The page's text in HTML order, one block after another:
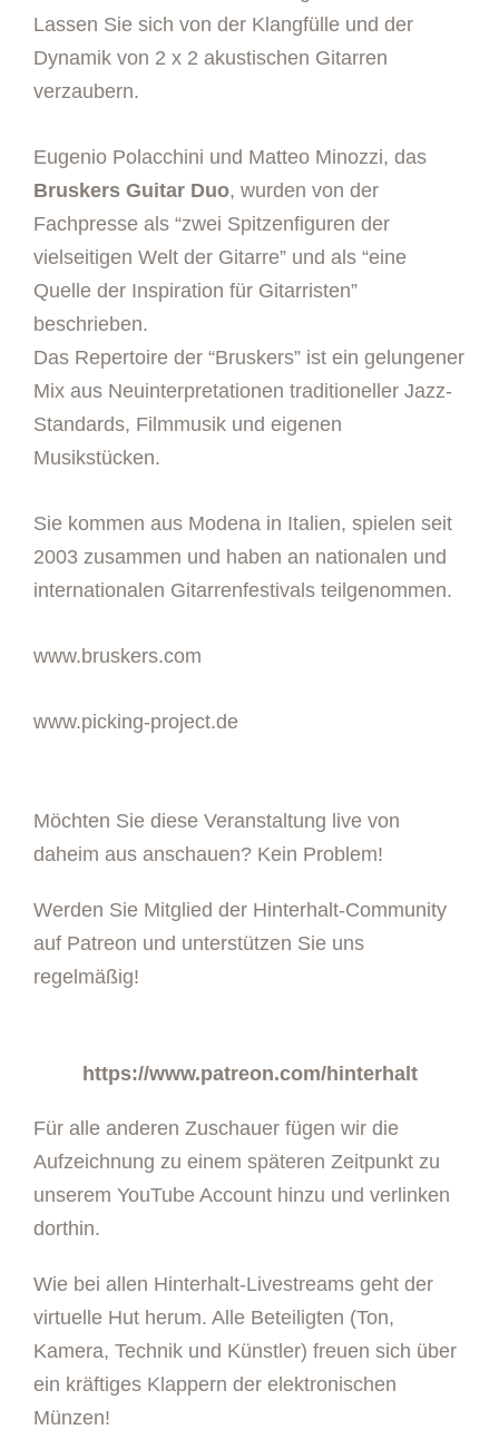
Lassen Sie sich von der Klangfülle und der
Dynamik von 2 x 2 akustischen Gitarren
verzaubern.
Eugenio Polacchini und Matteo Minozzi, das
Bruskers Guitar Duo, wurden von der
Fachpresse als “zwei Spitzenfiguren der
vielseitigen Welt der Gitarre” und als “eine
Quelle der Inspiration für Gitarristen”
beschrieben.
Das Repertoire der “Bruskers” ist ein gelungener
Mix aus Neuinterpretationen traditioneller Jazz-
Standards, Filmmusik und eigenen
Musikstücken.
Sie kommen aus Modena in Italien, spielen seit
2003 zusammen und haben an nationalen und
internationalen Gitarrenfestivals teilgenommen.
www.bruskers.com
www.picking-project.de
Möchten Sie diese Veranstaltung live von
daheim aus anschauen? Kein Problem!
Werden Sie Mitglied der Hinterhalt-Community
auf Patreon und unterstützen Sie uns
regelmäßig!
https://www.patreon.com/hinterhalt
Für alle anderen Zuschauer fügen wir die
Aufzeichnung zu einem späteren Zeitpunkt zu
unserem YouTube Account hinzu und verlinken
dorthin.
Wie bei allen Hinterhalt-Livestreams geht der
virtuelle Hut herum. Alle Beteiligten (Ton,
Kamera, Technik und Künstler) freuen sich über
ein kräftiges Klappern der elektronischen
Münzen!